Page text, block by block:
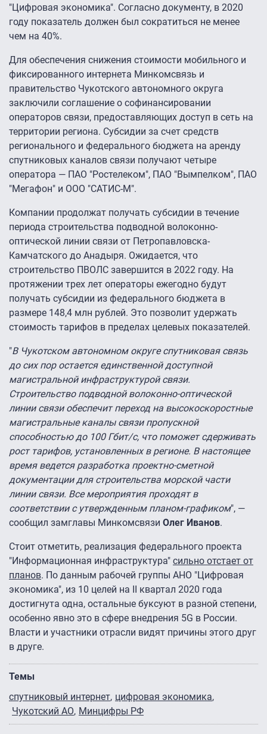
"Цифровая экономика". Согласно документу, в 2020
году показатель должен был сократиться не менее
чем на 40%.
Для обеспечения снижения стоимости мобильного и
фиксированного интернета Минкомсвязь и
правительство Чукотского автономного округа
заключили соглашение о софинансировании
операторов связи, предоставляющих доступ в сеть на
территории региона. Субсидии за счет средств
регионального и федерального бюджета на аренду
спутниковых каналов связи получают четыре
оператора — ПАО "Ростелеком", ПАО "Вымпелком", ПАО
"Мегафон" и ООО "САТИС-М".
Компании продолжат получать субсидии в течение
периода строительства подводной волоконно-
оптической линии связи от Петропавловска-
Камчатского до Анадыря. Ожидается, что
строительство ПВОЛС завершится в 2022 году. На
протяжении трех лет операторы ежегодно будут
получать субсидии из федерального бюджета в
размере 148,4 млн рублей. Это позволит удержать
стоимость тарифов в пределах целевых показателей.
"В Чукотском автономном округе спутниковая связь
до сих пор остается единственной доступной
магистральной инфраструктурой связи.
Строительство подводной волоконно-оптической
линии связи обеспечит переход на высокоскоростные
магистральные каналы связи пропускной
способностью до 100 Гбит/с, что поможет сдерживать
рост тарифов, установленных в регионе. В настоящее
время ведется разработка проектно-сметной
документации для строительства морской части
линии связи. Все мероприятия проходят в
соответствии с утвержденным планом-графиком", —
сообщил замглавы Минкомсвязи Олег Иванов.
Стоит отметить, реализация федерального проекта
"Информационная инфраструктура" сильно отстает от
планов. По данным рабочей группы АНО "Цифровая
экономика", из 10 целей на II квартал 2020 года
достигнута одна, остальные буксуют в разной степени,
особенно явно это в сфере внедрения 5G в России.
Власти и участники отрасли видят причины этого друг
в друге.
Темы
спутниковый интернет цифровая экономика
Чукотский АО Минцифры РФ